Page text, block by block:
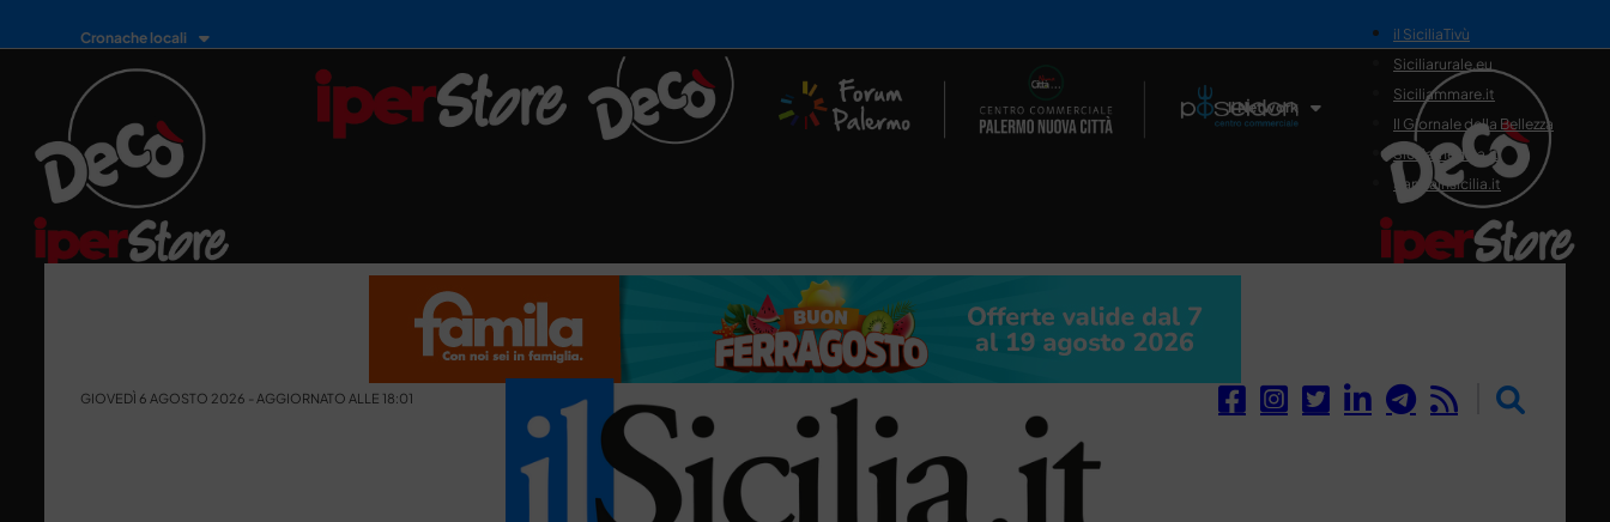
Cronache locali
Il Network
il SiciliaTivù
Siciliarurale.eu
Siciliammare.it
Il Giornale della Bellezza
Siciliamedica.it
Sanitainsicilia.it
GIOVEDÌ 6 AGOSTO 2026 - AGGIORNATO ALLE 18:01